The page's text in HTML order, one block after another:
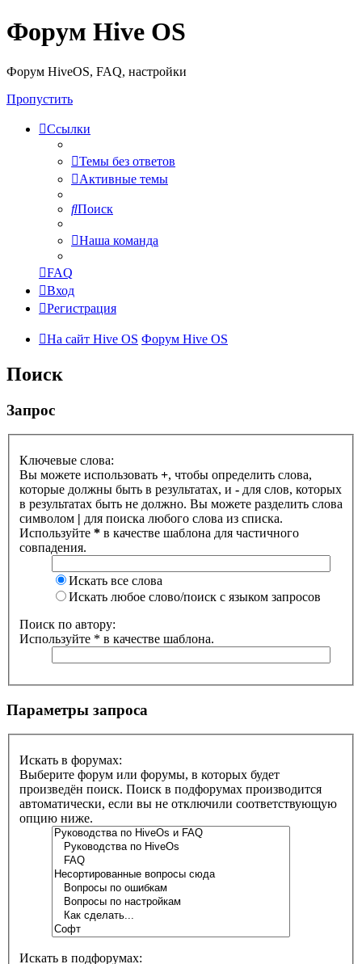
Форум Hive OS
Форум HiveOS, FAQ, настройки
Пропустить
Ссылки
Темы без ответов
Активные темы
Поиск
Наша команда
FAQ
Вход
Регистрация
На сайт Hive OS Форум Hive OS
Поиск
Запрос
Ключевые слова:
Вы можете использовать +, чтобы определить слова,
которые должны быть в результатах, и - для слов, которых
в результатах быть не должно. Вы можете разделить слова
символом | для поиска любого слова из списка.
Используйте * в качестве шаблона для частичного
совпадения.
Искать все слова
Искать любое слово/поиск с языком запросов
Поиск по автору:
Используйте * в качестве шаблона.
Параметры запроса
Искать в форумах:
Выберите форум или форумы, в которых будет
произведён поиск. Поиск в подфорумах производится
автоматически, если вы не отключили соответствующую
опцию ниже.
Искать в подфорумах: